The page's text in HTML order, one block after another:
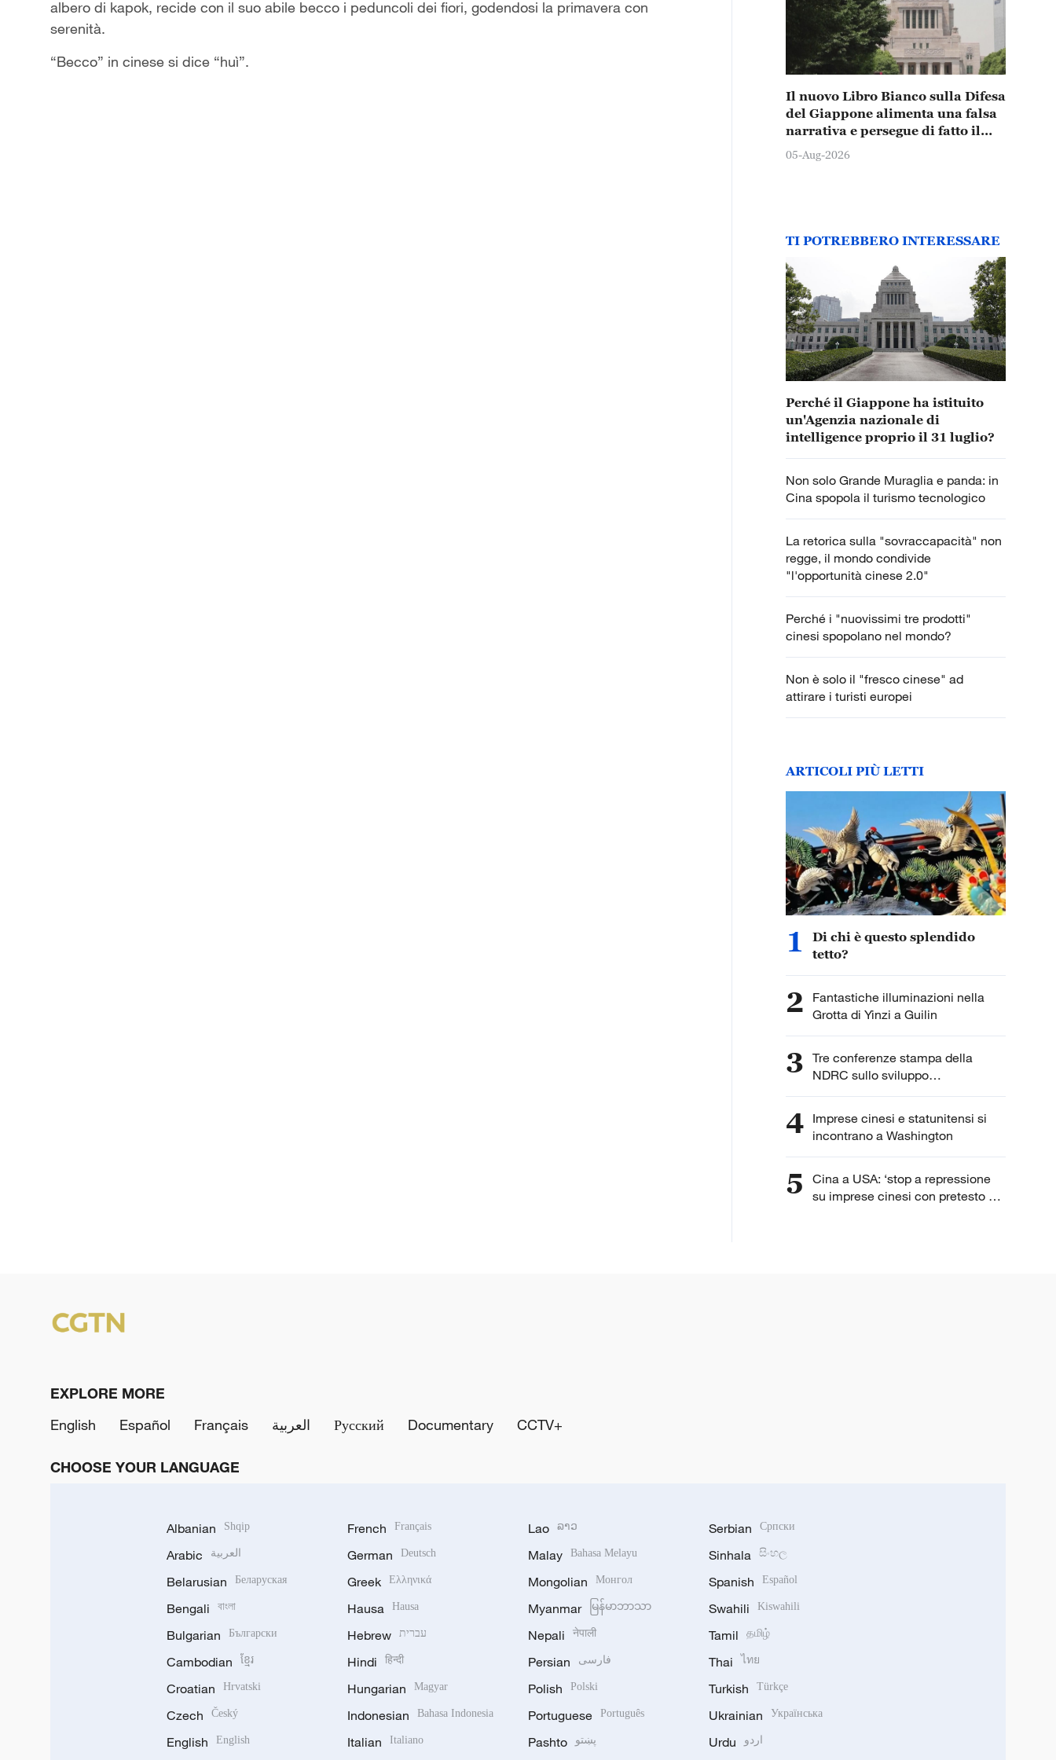
albero di kapok, recide con il suo abile becco i peduncoli dei fiori, godendosi la primavera con
serenità.
“Becco” in cinese si dice “huì”.
Il nuovo Libro Bianco sulla Difesa
del Giappone alimenta una falsa
narrativa e persegue di fatto il
rafforzamento militare
05-Aug-2026
TI POTREBBERO INTERESSARE
Perché il Giappone ha istituito
un'Agenzia nazionale di
intelligence proprio il 31 luglio?
Non solo Grande Muraglia e panda: in
Cina spopola il turismo tecnologico
La retorica sulla "sovraccapacità" non
regge, il mondo condivide
"l'opportunità cinese 2.0"
Perché i "nuovissimi tre prodotti"
cinesi spopolano nel mondo?
Non è solo il "fresco cinese" ad
attirare i turisti europei
ARTICOLI PIÙ LETTI
1
Di chi è questo splendido
tetto?
2
Fantastiche illuminazioni nella
Grotta di Yinzi a Guilin
3 Tre conferenze stampa della
NDRC sullo sviluppo
dell'intelligenza artificiale
4 Imprese cinesi e statunitensi si
incontrano a Washington
5
Cina a USA: ‘stop a repressione
su imprese cinesi con pretesto di
EXPLORE MORE
English
Español Français العربية Русский Documentary CCTV+
CHOOSE YOUR LANGUAGE
Albanian Shqip
Arabic العربية
Belarusian Беларуская
Bengali বাংলা
Bulgarian Български
Cambodian ខ្មែរ
Croatian Hrvatski
Czech Český
English English
French Français
German Deutsch
Greek Ελληνικά
Hausa Hausa
Hebrew עברית
Hindi हिन्दी
Hungarian Magyar
Indonesian Bahasa Indonesia
Italian Italiano
Lao ລາວ
Malay Bahasa Melayu
Mongolian Монгол
Myanmar မြန်မာဘာသာ
Nepali नेपाली
Persian فارسی
Polish Polski
Portuguese Português
Pashto پښتو
Serbian Српски
Sinhala සිංහල
Spanish Español
Swahili Kiswahili
Tamil தமிழ்
Thai ไทย
Turkish Türkçe
Ukrainian Українська
Urdu اردو